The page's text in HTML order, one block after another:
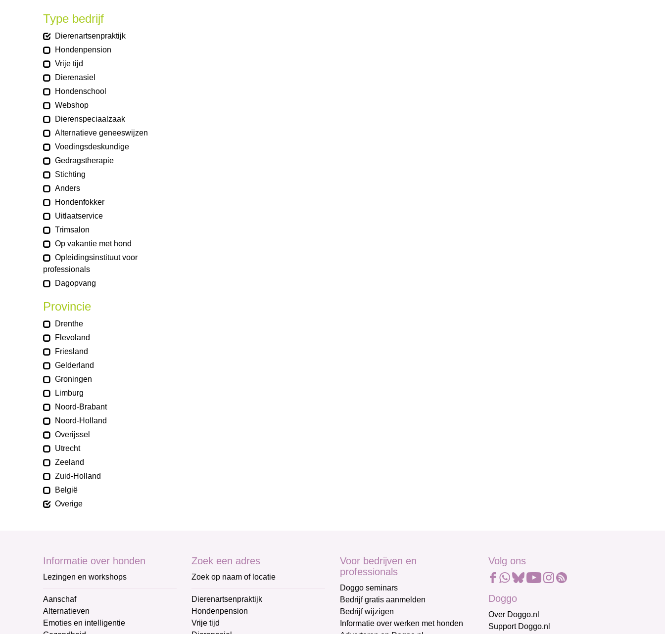
Type bedrijf
Dierenartsenpraktijk
Hondenpension
Vrije tijd
Dierenasiel
Hondenschool
Webshop
Dierenspeciaalzaak
Alternatieve geneeswijzen
Voedingsdeskundige
Gedragstherapie
Stichting
Anders
Hondenfokker
Uitlaatservice
Trimsalon
Op vakantie met hond
Opleidingsinstituut voor
professionals
Dagopvang
Provincie
Drenthe
Flevoland
Friesland
Gelderland
Groningen
Limburg
Noord-Brabant
Noord-Holland
Overijssel
Utrecht
Zeeland
Zuid-Holland
België
Overige
Informatie over honden
Lezingen en workshops
Aanschaf
Alternatieven
Emoties en intelligentie
Zoek een adres
Zoek op naam of locatie
Dierenartsenpraktijk
Hondenpension
Vrije tijd
Voor bedrijven en
professionals
Doggo seminars
Bedrijf gratis aanmelden
Bedrijf wijzigen
Informatie over werken met honden
Volg ons
Doggo
Over Doggo.nl
Support Doggo.nl